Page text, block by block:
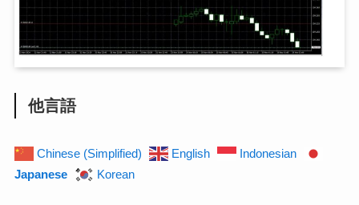
他言語
Chinese (Simplified) English
Indonesian
Japanese
Korean